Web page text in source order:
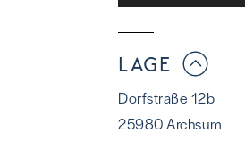
LAGE
Dorfstraße 12b
25980 Archsum